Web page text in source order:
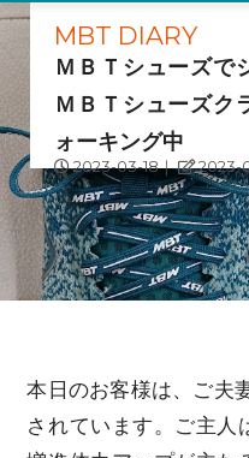
MBT DIARY
ＭＢＴシューズで
ＭＢＴシューズク
ォーキング中
2023-03-18｜ 2023-
本日のお客様は、ご夫
されています。ご主人